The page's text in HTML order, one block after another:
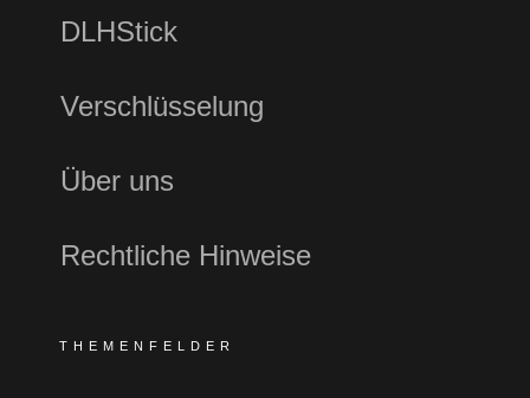
DLHStick
Verschlüsselung
Über uns
Rechtliche Hinweise
THEMENFELDER